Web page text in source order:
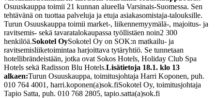
Osuuskauppa toimii 21 kunnan alueella Varsinais-Suomessa. Sen
tehtävänä on tuottaa palveluja ja etuja asiakasomistaja-talouksille.
Turun Osuuskauppa toimii market-, liikennemyymälä-, majoitus- ja
ravitsemis- sekä tavaratalokaupassa työllistäen noin2 300
henkilöä.Sokotel OySokotel Oy on SOK:n matkailu- ja
ravitsemisliiketoimintaa harjoittava tytäryhtiö. Se tunnetaan
hotellibrändeistään, jotka ovat Sokos Hotels, Holiday Club Spa
Hotels sekä Radisson Blu Hotels.Lisätietoja 18.1. klo 13
alkaen:Turun Osuuskauppa, toimitusjohtaja Harri Koponen, puh.
010 764 4001, harri.koponen(a)sok.fiSokotel Oy, toimitusjohtaja
Tapio Satta, puh. 010 768 2805, tapio.satta(a)sok.fi